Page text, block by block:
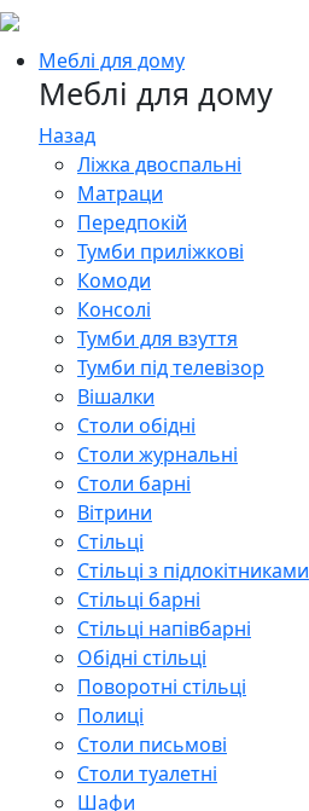
Меблі для дому
Меблі для дому
Назад
Ліжка двоспальні
Матраци
Передпокій
Тумби приліжкові
Комоди
Консолі
Тумби для взуття
Тумби під телевізор
Вішалки
Столи обідні
Столи журнальні
Столи барні
Вітрини
Стільці
Стільці з підлокітниками
Стільці барні
Стільці напівбарні
Обідні стільці
Поворотні стільці
Полиці
Столи письмові
Столи туалетні
Шафи